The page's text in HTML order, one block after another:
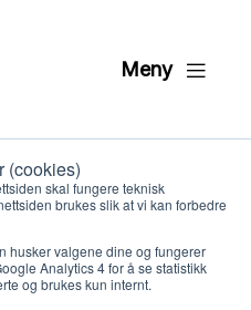
(cookies)
skal fungere teknisk
brukes slik at vi kan forbedre
husker valgene dine og fungerer
Analytics 4 for å se statistikk
og brukes kun internt.
Meny
gjennom